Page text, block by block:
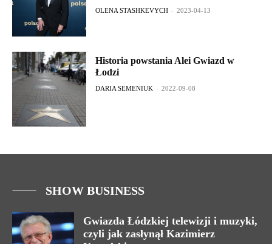
OLENA STASHKEVYCH - 2023-04-13
Historia powstania Alei Gwiazd w
Łodzi
DARIA SEMENIUK - 2022-09-08
SHOW BUSINESS
Gwiazda Łódzkiej telewizji i muzyki,
czyli jak zasłynął Kazimierz